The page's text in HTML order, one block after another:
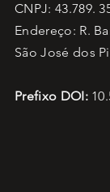
CNPJ: 43.789.
Endereço: R.
São José dos
Prefixo DOI: